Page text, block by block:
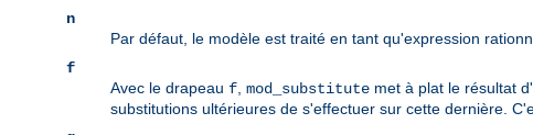
n
Par défaut, le modèle est traité en tant qu'expression
f
Avec le drapeau f mod_substitute met à plat le résultat
substitutions ultérieures de s'effectuer sur cette dernière.